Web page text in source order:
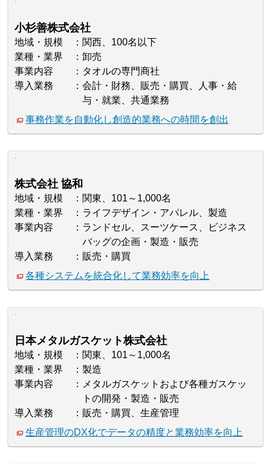
小杉善株式会社
地域・規模
関西、100名以下
業種・業界
卸売
事業内容
タオルの専門商社
導入業務
会計・財務、販売・購買、人事・給
与・就業、共通業務
事務作業を自動化し創造的業務への時間を創出
株式会社 協和
地域・規模
関東、101～1,000名
業種・業界
ライフデザイン・アパレル、製造
事業内容
ランドセル、スーツケース、ビジネス
バッグの企画・製造・販売
導入業務
販売・購買
各種システムを統合化して業務効率を向上
日本メタルガスケット株式会社
地域・規模
関東、101～1,000名
業種・業界
製造
事業内容
メタルガスケットおよび各種ガスケッ
トの開発・製造・販売
導入業務
販売・購買、生産管理
生産管理のDX化でデータの精度と業務効率を向上